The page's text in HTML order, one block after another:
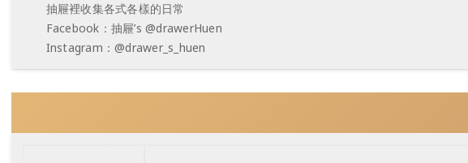
抽屜裡收集各式各樣的日常
Facebook：抽屜’s @drawerHuen
Instagram：@drawer_s_huen